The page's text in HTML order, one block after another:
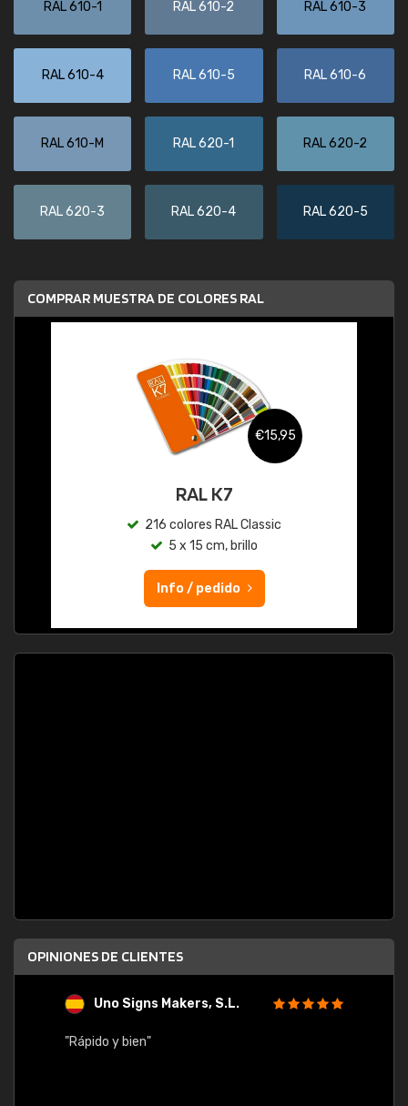
RAL 610-1 RAL 610-2 RAL 610-3
RAL 610-4 RAL 610-5 RAL 610-6
RAL 610-M RAL 620-1 RAL 620-2
RAL 620-3 RAL 620-4 RAL 620-5
COMPRAR MUESTRA DE COLORES RAL
€15,95
RAL K7
216 colores RAL Classic
5 x 15 cm, brillo
Info / pedido
OPINIONES DE CLIENTES
Uno Signs Makers, S.L.
"Rápido y bien"